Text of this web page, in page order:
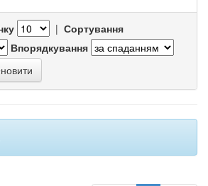
| Сортування
Впорядкування